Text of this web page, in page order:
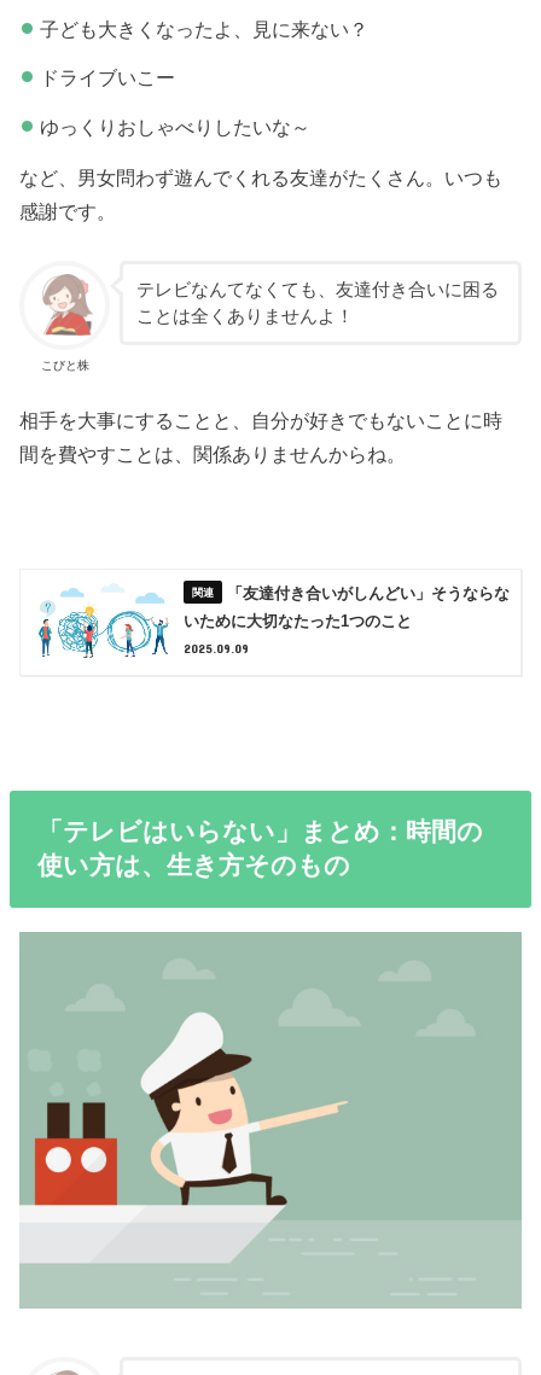
子ども大きくなったよ、見に来ない？
ドライブいこー
ゆっくりおしゃべりしたいな～
など、男女問わず遊んでくれる友達がたくさん。いつも
感謝です。
こびと株
テレビなんてなくても、友達付き合いに困る
ことは全くありませんよ！
相手を大事にすることと、自分が好きでもないことに時
間を費やすことは、関係ありませんからね。
「友達付き合いがしんどい」そうならな
いために大切なたった1つのこと
2025.09.09
「テレビはいらない」まとめ：時間の
使い方は、生き方そのもの